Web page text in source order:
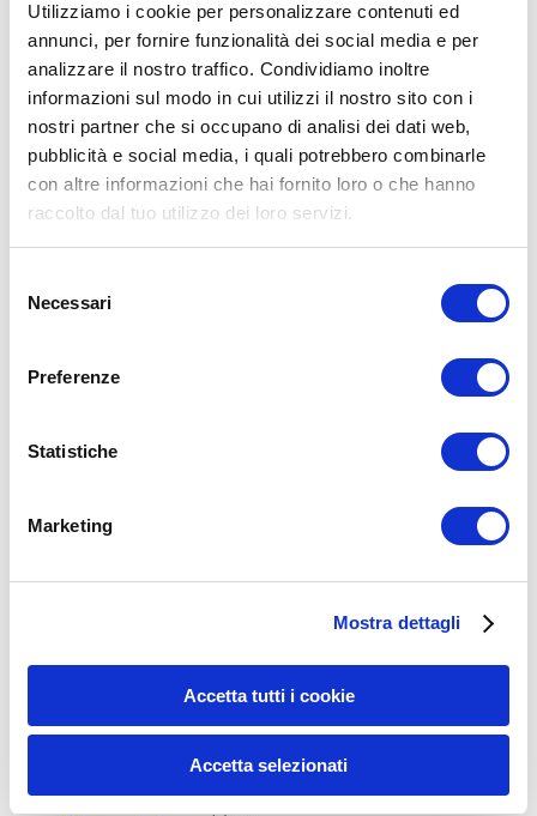
Utilizziamo i cookie per personalizzare contenuti ed
annunci, per fornire funzionalità dei social media e per
analizzare il nostro traffico. Condividiamo inoltre
informazioni sul modo in cui utilizzi il nostro sito con i
nostri partner che si occupano di analisi dei dati web,
pubblicità e social media, i quali potrebbero combinarle
con altre informazioni che hai fornito loro o che hanno
raccolto dal tuo utilizzo dei loro servizi.
delNecessari
Preferenze
Statistiche
Marketing
Mostra dettagli
Accetta tutti i cookie
Accetta selezionati
ALLENATI CON ME!
15WORKOUT
Allenamento aerobico(16)
Allenamento Donne(75)